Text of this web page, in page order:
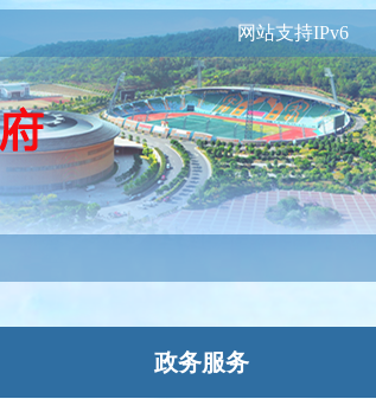
网站支持IPv6
政务服务